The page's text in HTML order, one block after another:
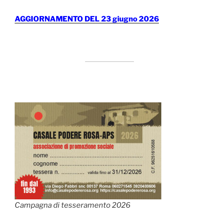
AGGIORNAMENTO DEL 23 giugno 2026
Campagna di tesseramento 2026